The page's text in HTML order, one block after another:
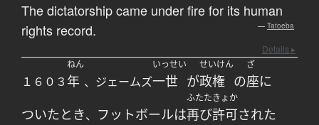
The dictatorship came under fire for its human
rights record.
— Tatoeba
Details ▸
１６０３
ねん
年 、ジェームズ
いっせい
一世 が
せいけん
政権 の
ざ
座に
ついたとき、 フットボールは
ふたた
再び
きょか
許可された